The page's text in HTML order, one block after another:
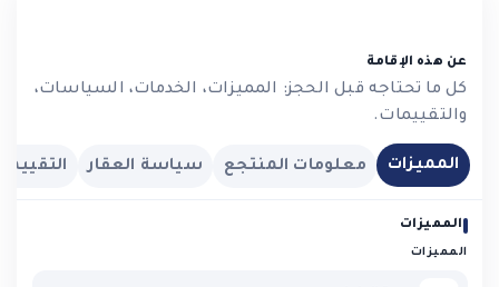
عن هذه الإقامة
كل ما تحتاجه قبل الحجز: المميزات، الخدمات، السياسات،
والتقييمات.
المميزات معلومات المنتجع سياسة العقار
المميزات
المميزات